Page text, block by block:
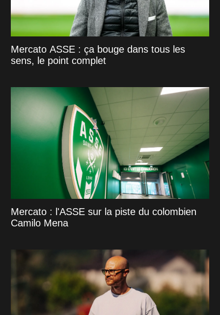
Mercato ASSE : ça bouge dans tous les
sens, le point complet
Mercato : l'ASSE sur la piste du colombien
Camilo Mena